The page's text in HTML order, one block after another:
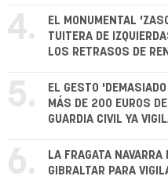
4.
EL MONUMENTAL
TUITERA DE
LOS RETRASOS DE
5.
EL GESTO
MÁS DE 200 EUROS
GUARDIA CIVIL YA
6.
LA FRAGATA
GIBRALTAR PARA